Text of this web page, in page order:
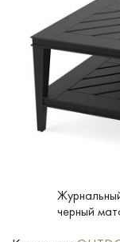
черный